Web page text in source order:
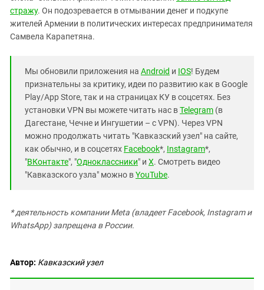
стражу. Он подозревается в отмывании денег и подкупе
жителей Армении в политических интересах предпринимателя
Самвела Карапетяна.
Мы обновили приложения на Android и IOS! Будем
признательны за критику, идеи по развитию как в Google
Play/App Store, так и на страницах КУ в соцсетях. Без
установки VPN вы можете читать нас вTelegram (в
Дагестане, Чечне и Ингушетии – с VPN). Через VPN
можно продолжать читать "Кавказский узел" на сайте,
как обычно, и в соцсетях Facebook*, Instagram*,
"ВКонтакте", "Одноклассники" и X. Смотреть видео
"Кавказского узла" можно вYouTube.
* деятельность компании Meta (владеет Facebook, Instagram и
WhatsApp) запрещена в России.
Автор: Кавказский узел